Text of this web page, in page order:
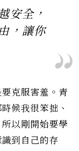
安全，
，讓你
要克服害羞。青
候我很笨拙、
以剛開始要學
到自己的存